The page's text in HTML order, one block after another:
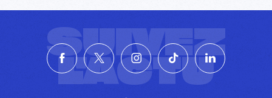
SUIVEZ
L'ACTU